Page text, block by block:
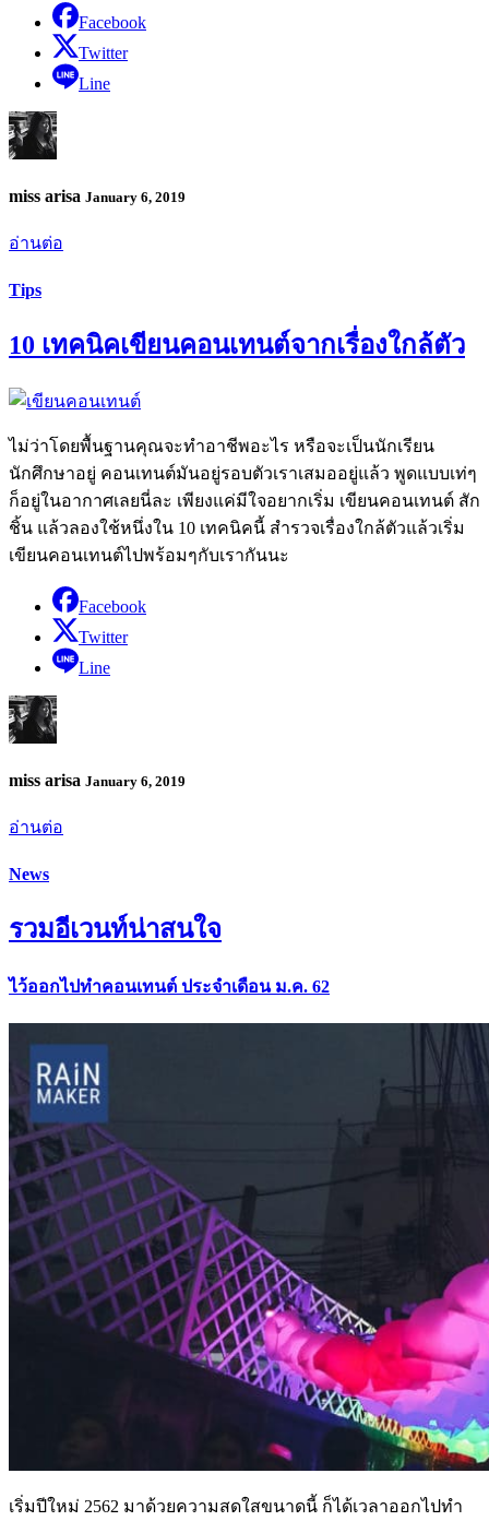
Facebook
Twitter
Line
miss arisa January 6, 2019
อ่านต่อ
Tips
10 เทคนิคเขียนคอนเทนต์จากเรื่องใกล้ตัว
ไม่ว่าโดยพื้นฐานคุณจะทำอาชีพอะไร หรือจะเป็นนักเรียน
นักศึกษาอยู่ คอนเทนต์มันอยู่รอบตัวเราเสมออยู่แล้ว พูดแบบเท่ๆ
ก็อยู่ในอากาศเลยนี่ละ เพียงแค่มีใจอยากเริ่ม เขียนคอนเทนต์ สัก
ชิ้น แล้วลองใช้หนึ่งใน 10 เทคนิคนี้ สำรวจเรื่องใกล้ตัวแล้วเริ่ม
เขียนคอนเทนต์ไปพร้อมๆกับเรากันนะ
Facebook
Twitter
Line
miss arisa January 6, 2019
อ่านต่อ
News
รวมอีเวนท์น่าสนใจ
ไว้ออกไปทำคอนเทนต์ ประจำเดือน ม.ค. 62
เริ่มปีใหม่ 2562 มาด้วยความสดใสขนาดนี้ ก็ได้เวลาออกไปทำ